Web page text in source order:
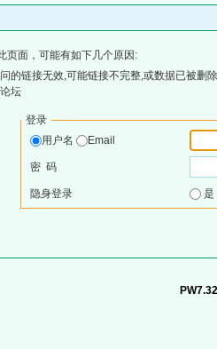
页面，可能有如下几个原因:
的链接无效,可能链接不完整,或数据已被删
坛
登录
用户名
Email
密 码
隐身登录